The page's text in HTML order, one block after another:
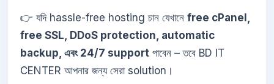
👉 যদি hassle-free hosting চান যেখানে free cPanel,
free SSL, DDoS protection, automatic
backup, এবং 24/7 support পাবেন – তবে BD IT
CENTER আপনার জন্য সেরা solution।